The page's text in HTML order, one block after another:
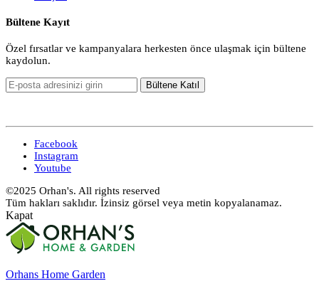
Bültene Kayıt
Özel fırsatlar ve kampanyalara herkesten önce ulaşmak için bültene
kaydolun.
Facebook
Instagram
Youtube
©2025 Orhan's. All rights reserved
Tüm hakları saklıdır. İzinsiz görsel veya metin kopyalanamaz.
Kapat
Orhans Home Garden